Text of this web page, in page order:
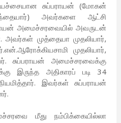
சுப்பராயன் (மோகன்
தந்தையார்) அவர்களை ஆட்சி
அமைச்சரவையில் அவருடன்
முத்தையா முதலியார்,
முதலியார்,
சுப்பராயன் அமைச்சரவைக்கு
இருந்த அதிகாரப் படி 34
இவர்கள் சுப்பராயன்
மீது நம்பிக்கையில்லா